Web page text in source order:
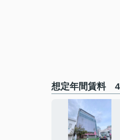
想定年間賃料